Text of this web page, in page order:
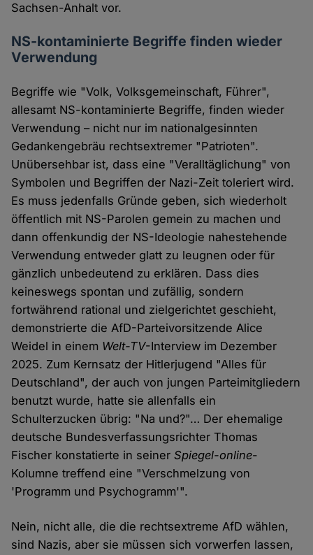
Sachsen-Anhalt vor.
NS-kontaminierte Begriffe finden wieder
Verwendung
Begriffe wie "Volk, Volksgemeinschaft, Führer",
allesamt NS-kontaminierte Begriffe, finden wieder
Verwendung – nicht nur im nationalgesinnten
Gedankengebräu rechtsextremer "Patrioten".
Unübersehbar ist, dass eine "Veralltäglichung" von
Symbolen und Begriffen der Nazi-Zeit toleriert wird.
Es muss jedenfalls Gründe geben, sich wiederholt
öffentlich mit NS-Parolen gemein zu machen und
dann offenkundig der NS-Ideologie nahestehende
Verwendung entweder glatt zu leugnen oder für
gänzlich unbedeutend zu erklären. Dass dies
keineswegs spontan und zufällig, sondern
fortwährend rational und zielgerichtet geschieht,
demonstrierte die AfD-Parteivorsitzende Alice
Weidel in einem Welt-TV-Interview im Dezember
2025. Zum Kernsatz der Hitlerjugend "Alles für
Deutschland", der auch von jungen Parteimitgliedern
benutzt wurde, hatte sie allenfalls ein
Schulterzucken übrig: "Na und?"… Der ehemalige
deutsche Bundesverfassungsrichter Thomas
Fischer konstatierte in seinerSpiegel-online-
Kolumne treffend eine "Verschmelzung von
'Programm und Psychogramm'".
Nein, nicht alle, die die rechtsextreme AfD wählen,
sind Nazis, aber sie müssen sich vorwerfen lassen,